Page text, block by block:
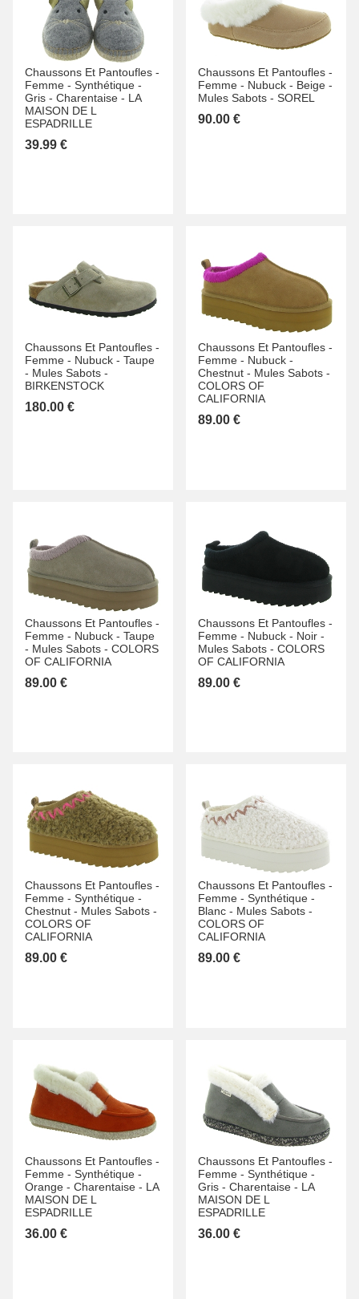
Chaussons Et Pantoufles -
Femme - Synthétique -
Gris - Charentaise - LA
MAISON DE L
ESPADRILLE
39.99 €
Chaussons Et Pantoufles -
Femme - Nubuck - Beige -
Mules Sabots - SOREL
90.00 €
Chaussons Et Pantoufles -
Femme - Nubuck - Taupe
- Mules Sabots -
BIRKENSTOCK
180.00 €
Chaussons Et Pantoufles -
Femme - Nubuck -
Chestnut - Mules Sabots -
COLORS OF
CALIFORNIA
89.00 €
Chaussons Et Pantoufles -
Femme - Nubuck - Taupe
- Mules Sabots - COLORS
OF CALIFORNIA
89.00 €
Chaussons Et Pantoufles -
Femme - Nubuck - Noir -
Mules Sabots - COLORS
OF CALIFORNIA
89.00 €
Chaussons Et Pantoufles -
Femme - Synthétique -
Chestnut - Mules Sabots -
COLORS OF
CALIFORNIA
89.00 €
Chaussons Et Pantoufles -
Femme - Synthétique -
Blanc - Mules Sabots -
COLORS OF
CALIFORNIA
89.00 €
Chaussons Et Pantoufles -
Femme - Synthétique -
Orange - Charentaise - LA
MAISON DE L
ESPADRILLE
36.00 €
Chaussons Et Pantoufles -
Femme - Synthétique -
Gris - Charentaise - LA
MAISON DE L
ESPADRILLE
36.00 €